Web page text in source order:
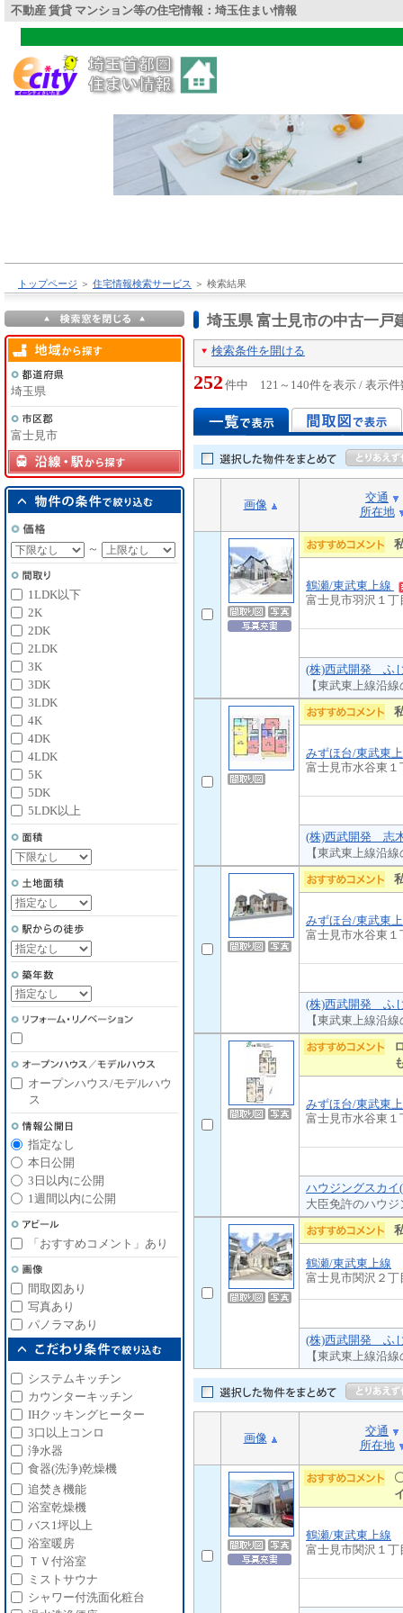
不動産 賃貸 マンション等の住宅情報：埼玉住まい情報
トップページ ＞ 住宅情報検索サービス ＞ 検索結果
埼玉県 富士見市の中古一戸
検索条件を開ける
252 件中 121～140件を表示 / 表示
画像
交通
所在地
鶴瀬/東武東上線
富士見市羽沢１丁
(株)西武開発 ふ
【東武東上線沿
みずほ台/東武東
富士見市水谷東１
(株)西武開発 志
【東武東上線沿
みずほ台/東武東
富士見市水谷東１
(株)西武開発 ふ
【東武東上線沿
みずほ台/東武東
富士見市水谷東１
ハウジングスカ
大臣免許のハウ
鶴瀬/東武東上線
富士見市関沢２丁
(株)西武開発 ふ
【東武東上線沿
画像
交通
所在地
鶴瀬/東武東上線
富士見市関沢１丁
埼玉県
富士見市
～
1LDK以下
2K
2DK
2LDK
3K
3DK
3LDK
4K
4DK
4LDK
5K
5DK
5LDK以上
オープンハウス/モデルハウ
ス
指定なし
本日公開
3日以内に公開
1週間以内に公開
「おすすめコメント」あり
間取図あり
写真あり
パノラマあり
システムキッチン
カウンターキッチン
IHクッキングヒーター
3口以上コンロ
浄水器
食器(洗浄)乾燥機
追焚き機能
浴室乾燥機
バス1坪以上
浴室暖房
ＴＶ付浴室
ミストサウナ
シャワー付洗面化粧台